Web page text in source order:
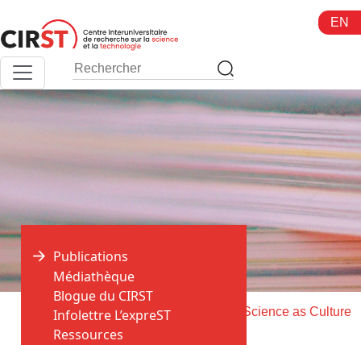
au
contenu
EN
Accueil > Publications > Livraison de Science as Culture
Publications
Médiathèque
Blogue du CIRST
Infolettre L’expreST
Ressources